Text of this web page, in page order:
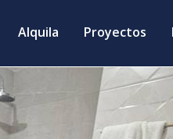
Alquila Proyectos